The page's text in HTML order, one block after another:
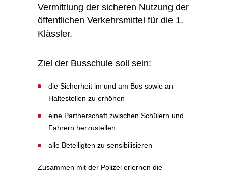
Vermittlung der sicheren Nutzung der
öffentlichen Verkehrsmittel für die 1.
Klässler.
Ziel der Busschule soll sein:
die Sicherheit im und am Bus sowie an
Haltestellen zu erhöhen
eine Partnerschaft zwischen Schülern und
Fahrern herzustellen
alle Beteiligten zu sensibilisieren
Zusammen mit der Polizei erlernen die